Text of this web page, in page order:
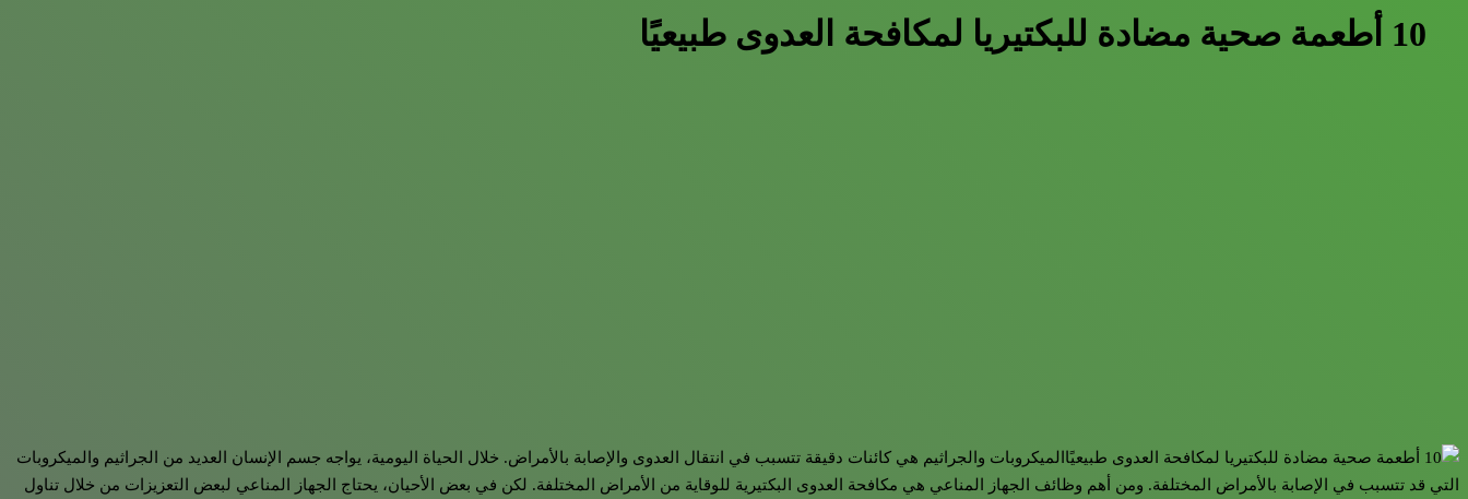
10 أطعمة صحية مضادة للبكتيريا لمكافحة العدوى طبيعيًا
الميكروبات والجراثيم هي كائنات دقيقة تتسبب في انتقال العدوى والإصابة بالأمراض. خلال الحياة اليومية، يواجه جسم الإنسان العديد من الجراثيم والميكروبات
التي قد تتسبب في الإصابة بالأمراض المختلفة. ومن أهم وظائف الجهاز المناعي هي مكافحة العدوى البكتيرية للوقاية من الأمراض المختلفة. لكن في بعض الأحيان، يحتاج الجهاز المناعي لبعض التعزيزات من خلال تناول